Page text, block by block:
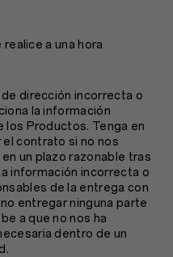
a una hora
dirección incorrecta o
la información
los Productos. Tenga en
contrato si no nos
un plazo razonable tras
información incorrecta o
de la entrega con
entregar ninguna parte
a que no nos ha
dentro de un